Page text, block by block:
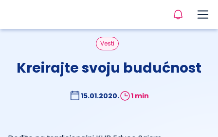
Vesti
Kreirajte svoju budućnost
15.01.2020. 1 min